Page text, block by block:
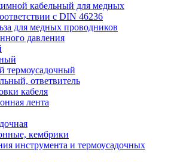
кабельный для медных
с DIN 46236
для медных проводников
давления
термоусадочный
ответвитель
кабеля
лента
кембрики
инструмента и термоусадочных